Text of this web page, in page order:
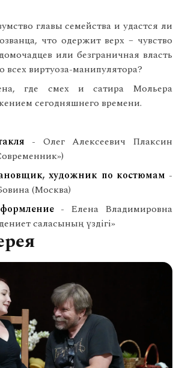
главы семейства и удастся ли
что одержит верх – чувство
или безграничная власть
всех виртуоза-манипулятора?
где смех и сатира Мольера
сегодняшнего времени.
- Олег Алексеевич Плаксин
художник по костюмам -
(Москва)
- Елена Владимировна
саласының үздігі»